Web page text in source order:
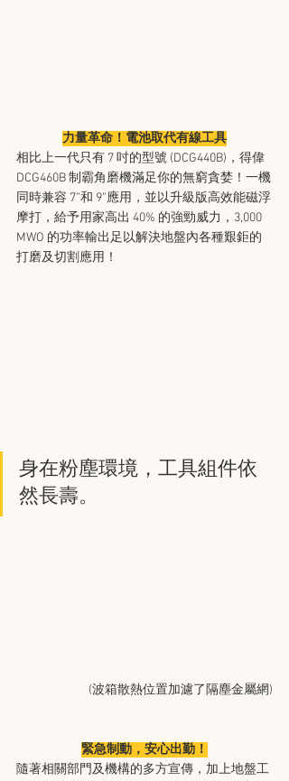
力量革命！電池取代有線工具
相比上一代只有 7 吋的型號 (DCG440B)，得偉
DCG460B 制霸角磨機滿足你的無窮貪婪！一機
同時兼容 7”和 9”應用，並以升級版高效能磁浮
摩打，給予用家高出 40% 的強勁威力，3,000
MWO 的功率輸出足以解決地盤內各種艱鉅的
打磨及切割應用！
身在粉塵環境，工具組件依
然長壽。
(波箱散熱位置加濾了隔塵金屬網)
緊急制動，安心出勤！
隨著相關部門及機構的多方宣傳，加上地盤工